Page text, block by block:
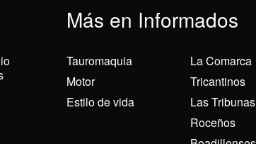
Más en Informados
Tauromaquia
Motor
Estilo de vida
La Comarca
Tricantinos
Las Tribunas
Roceños